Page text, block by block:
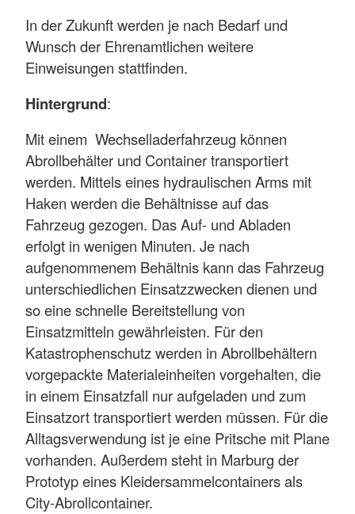
In der Zukunft werden je nach Bedarf und
Wunsch der Ehrenamtlichen weitere
Einweisungen stattfinden.
Hintergrund:
Mit einem Wechselladerfahrzeug können
Abrollbehälter und Container transportiert
werden. Mittels eines hydraulischen Arms mit
Haken werden die Behältnisse auf das
Fahrzeug gezogen. Das Auf- und Abladen
erfolgt in wenigen Minuten. Je nach
aufgenommenem Behältnis kann das Fahrzeug
unterschiedlichen Einsatzzwecken dienen und
so eine schnelle Bereitstellung von
Einsatzmitteln gewährleisten. Für den
Katastrophenschutz werden in Abrollbehältern
vorgepackte Materialeinheiten vorgehalten, die
in einem Einsatzfall nur aufgeladen und zum
Einsatzort transportiert werden müssen. Für die
Alltagsverwendung ist je eine Pritsche mit Plane
vorhanden. Außerdem steht in Marburg der
Prototyp eines Kleidersammelcontainers als
City-Abrollcontainer.